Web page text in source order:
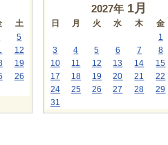
土
5
12
19
26
2027年 1月
日 月 火 水 木
金
1
3
4 5 6 7
8
10
11 12 13 14
15
17
18 19 20 21
22
24
25 26 27 28
29
31